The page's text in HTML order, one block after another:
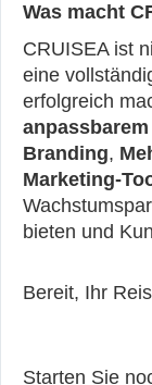
Was macht
CRUISEA ist
eine
erfolgreich
anpassbarem
Branding,
Marketing-
bieten und
Bereit, Ihr
Starten Sie